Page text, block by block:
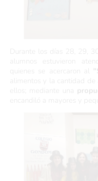
Durante los días 28, 29,
alumnos estuvieron
quienes se acercaron al
alimentos y la cantidad
ellos; mediante una
encandiló a mayores y